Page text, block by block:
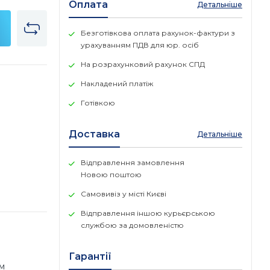
Оплата Детальніше
Безготівкова оплата рахунок-фактури з
урахуванням ПДВ для юр. осіб
На розрахунковий рахунок СПД
Накладений платіж
Готівкою
Доставка Детальніше
Відправлення замовлення
Новою поштою
Самовивіз у місті Києві
Відправлення іншою курьєрською
службою за домовленістю
Гарантії